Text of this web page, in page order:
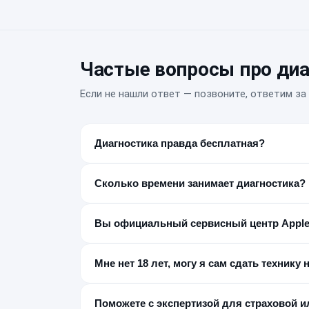
Частые вопросы про
Если не нашли ответ — позвоните, ответим за
Диагностика правда бесплатная?
₽, мы предупреждаем об этом заранее.
Сколько времени занимает диагностика?
Вы официальный сервисный центр
этим нужно обращаться в авторизованный СЦ
Мне нет 18 лет, могу я сам сдать технику
Поможете с экспертизой для страховой